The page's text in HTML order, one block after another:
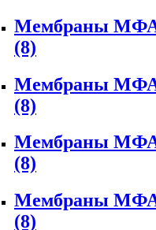
Мембраны
(8)
Мембраны
(8)
Мембраны
(8)
Мембраны
(8)